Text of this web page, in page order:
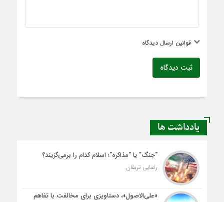
قوانین ارسال دیدگاه
ثبت دیدگاه
یادداشت ها
“جنگ” یا “مذاکره”؛ اسلام کدام را برمی‌گزیند؟
رضایی تربقان
«علی‌الاصول»، دستاویزی برای مخالفت با تفاهم